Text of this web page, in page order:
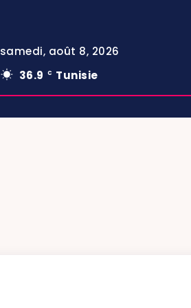
samedi, août 8, 2026
36.9
C Tunisie